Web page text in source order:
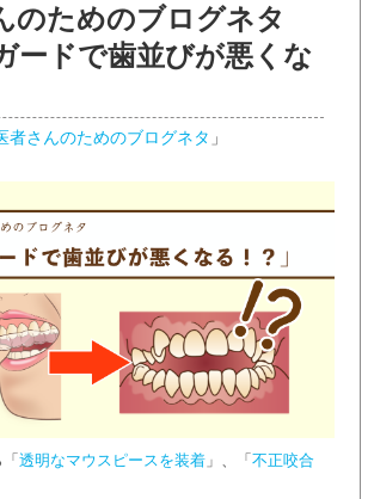
のためのブログネタ
ードで歯並びが悪くな
者さんのためのブログネタ 」
「透明なマウスピースを装着 」、「不正咬合